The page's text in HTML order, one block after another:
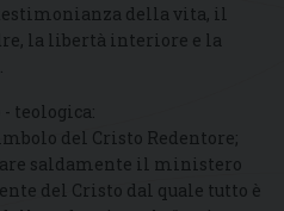
della vita, il
la libertà interiore e la
teologica:
del Cristo Redentore;
saldamente il ministero
del Cristo dal quale tutto è